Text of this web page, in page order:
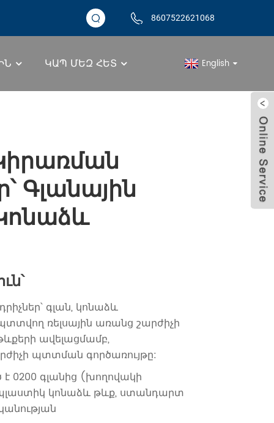
8607522621068
ԿԱՊ ՄԵԶ ՀԵՏ English
Գլանային
գլան, կոնաձև
ռելսային առանց շարժիչի
ավելացմամբ,
պտտման գործառույթը:
0200 գլանից (խողովակի
կոնաձև թևք, ստանդարտ